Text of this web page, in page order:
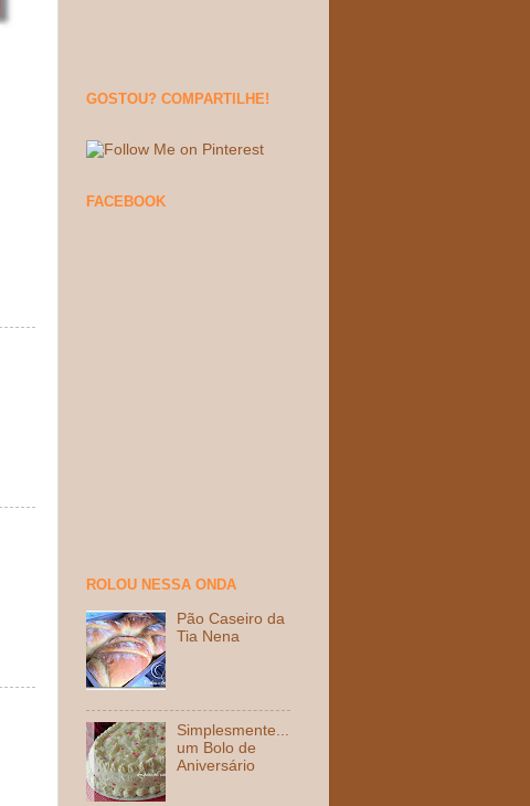
GOSTOU? COMPARTILHE!
FACEBOOK
ROLOU NESSA ONDA
Pão Caseiro da
Tia Nena
Simplesmente...
um Bolo de
Aniversário